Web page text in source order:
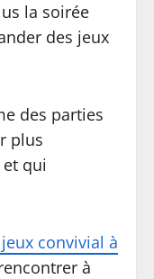
la soirée
des jeux
des parties
plus
qui
convivial à
à